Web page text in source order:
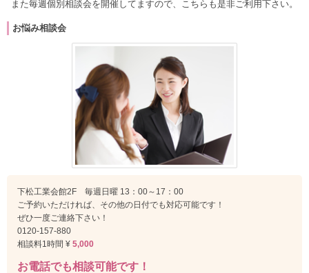
また毎週個別相談会を開催してますので、こちらも是非ご利用下さい。
お悩み相談会
下松工業会館2F 毎週日曜 13：00～17：00
ご予約いただければ、その他の日付でも対応可能です！
ぜひ一度ご連絡下さい！
0120-157-880
相談料1時間 ¥ 5,000
お電話でも相談可能です！